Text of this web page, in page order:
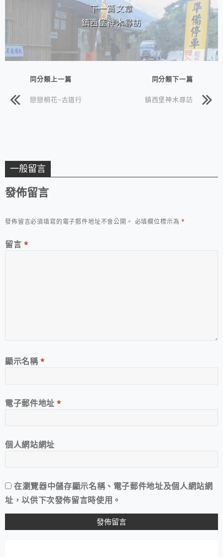
下一篇文章
鎮西堡神木尋訪
同分類上一篇
戀戀桐花~古道行
同分類下一篇
鎮西堡神木尋訪
一般留言
發佈留言
發佈留言必須填寫的電子郵件地址不會公開。 必填欄位標示為*
留言 *
顯示名稱*
電子郵件地址*
個人網站網址
在瀏覽器中儲存顯示名稱、電子郵件地址及個人網站網
址，以供下次發佈留言時使用。